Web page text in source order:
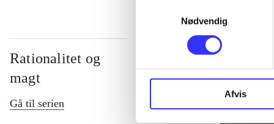
Nødvendig
Afvis
Rationalitet og
magt
Gå til serien